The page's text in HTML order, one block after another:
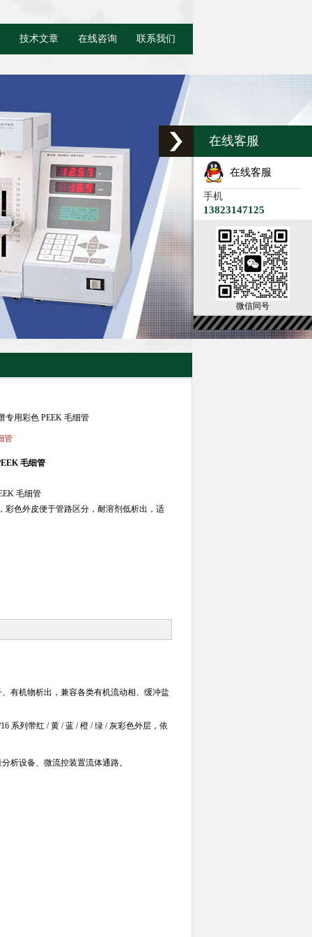
技术文章 在线咨询 联系我们
专用彩色 PEEK 毛细管
管
毛细管
毛细管
彩色外皮便于管路区分，耐溶剂低析出，适
有机物析出，兼容各类有机流动相、缓冲盐
系列带红 / 黄 / 蓝 / 橙 / 绿 / 灰彩色外层，依
析设备、微流控装置流体通路。
在线客服
在线客服
手机
13823147125
微信同号